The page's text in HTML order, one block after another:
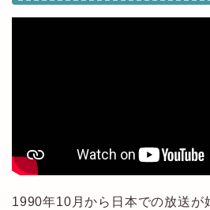
1990年10月から日本での放送が